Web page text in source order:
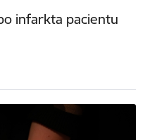
infarkta pacientu